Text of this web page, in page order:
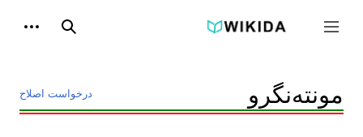
جمع و باز کردن نوار کناری جستجو
درخواست اصلاح مونته‌نگرو